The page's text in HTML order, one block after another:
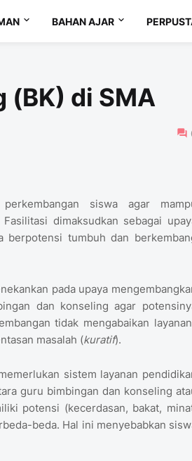
BAHAN AJAR
(BK) di SMA
siswa agar
dimaksudkan sebagai
berpotensi tumbuh dan
pada upaya
dan konseling agar
tidak mengabaikan
masalah (kuratif).
sistem layanan
guru bimbingan dan konseling
potensi (kecerdasan, bakat,
beda. Hal ini menyebabkan